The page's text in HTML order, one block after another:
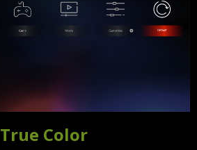
True Color